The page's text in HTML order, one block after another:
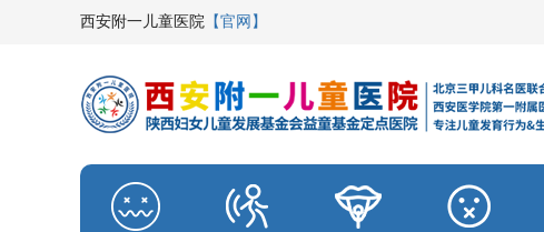
西安附一儿童医院 【官网】